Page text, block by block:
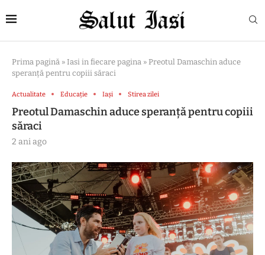
Prima pagină » Iasi in fiecare pagina » Preotul Damaschin aduce
speranță pentru copiii săraci
Actualitate Educație Iași Stirea zilei
Preotul Damaschin aduce speranță pentru copiii
săraci
2 ani ago